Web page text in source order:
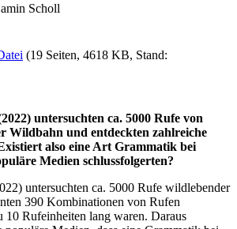
Scholl
(19 Seiten, 4618 KB, Stand:
untersuchten ca. 5000 Rufe von
Wildbahn und entdeckten zahlreiche
also eine Art Grammatik bei
Medien schlussfolgerten?
untersuchten ca. 5000 Rufe wildlebender
390 Kombinationen von Rufen
10 Rufeinheiten lang waren. Daraus